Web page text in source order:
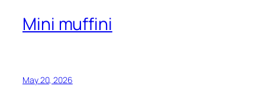
Mini muffini
May 20, 2026